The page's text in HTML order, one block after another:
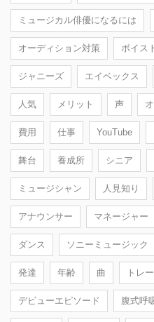
ミュージカル俳優になるには
オーディション対策 ボイス
ジャニーズ エイベックス
人気 メリット 声
費用 仕事 YouTube
舞台 養成所 シニア
ミュージシャン 人見知り
アナウンサー マネージャー
ダンス ソニーミュージック
発達 年齢 曲 トレ
デビューエピソード 腹式呼